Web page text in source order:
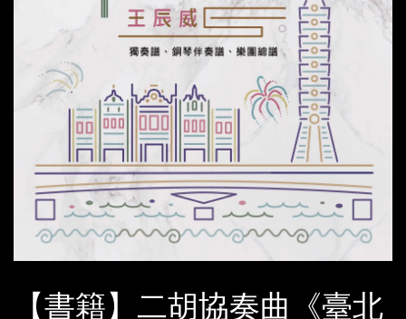
【書籍】二胡協奏曲《臺北